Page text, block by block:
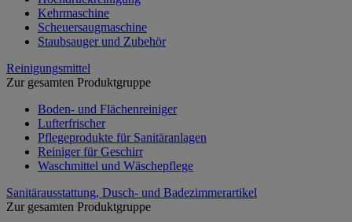
Kehrmaschine
Scheuersaugmaschine
Staubsauger und Zubehör
Reinigungsmittel
Zur gesamten Produktgruppe
Boden- und Flächenreiniger
Lufterfrischer
Pflegeprodukte für Sanitäranlagen
Reiniger für Geschirr
Waschmittel und Wäschepflege
Sanitärausstattung, Dusch- und Badezimmerartikel
Zur gesamten Produktgruppe